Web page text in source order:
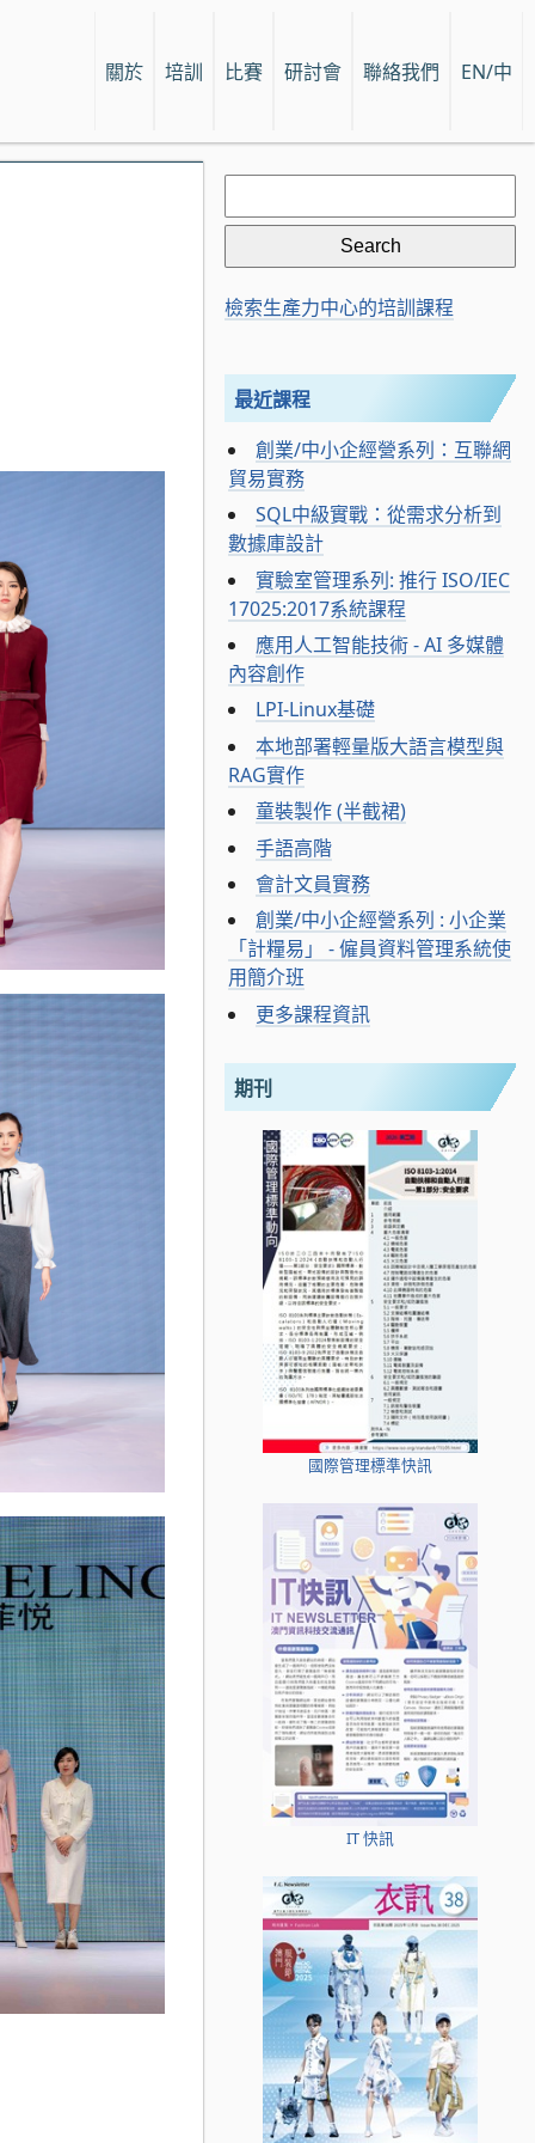
關於 培訓 比賽 研討會 聯絡我們 EN/中
Search
for:
檢索生產力中心的培訓課程
最近課程
創業/中小企經營系列：互聯網
貿易實務
SQL中級實戰：從需求分析到
數據庫設計
實驗室管理系列: 推行 ISO/IEC
17025:2017系統課程
應用人工智能技術 - AI 多媒體
內容創作
LPI-Linux基礎
本地部署輕量版大語言模型與
RAG實作
童裝製作 (半截裙)
手語高階
會計文員實務
創業/中小企經營系列 : 小企業
「計糧易」 - 僱員資料管理系統使
用簡介班
更多課程資訊
期刊
國際管理標準快訊
IT 快訊